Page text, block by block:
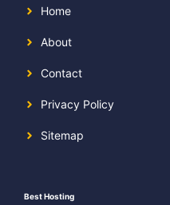
Home
About
Contact
Privacy Policy
Sitemap
Best Hosting